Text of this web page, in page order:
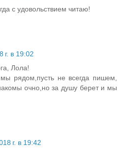
с удовольствием читаю!
г. в 19:02
Лола!
рядом,пусть не всегда пишем,
очно,но за душу берет и мы
г. в 19:42